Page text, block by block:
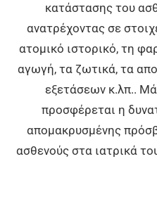
κατάστασης του
ανατρέχοντας σε
ατομικό ιστορικό, τη
αγωγή, τα ζωτικά, τα
εξετάσεων κ.λπ..
προσφέρεται η
απομακρυσμένης
ασθενούς στα ιατρικά